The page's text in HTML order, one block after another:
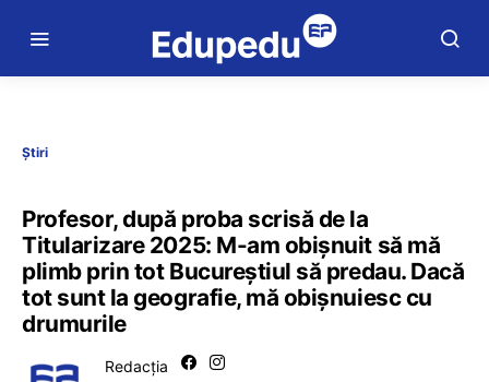
Știri
Profesor, după proba scrisă de la
Titularizare 2025: M-am obișnuit să mă
plimb prin tot Bucureștiul să predau. Dacă
tot sunt la geografie, mă obișnuiesc cu
drumurile
Redacția